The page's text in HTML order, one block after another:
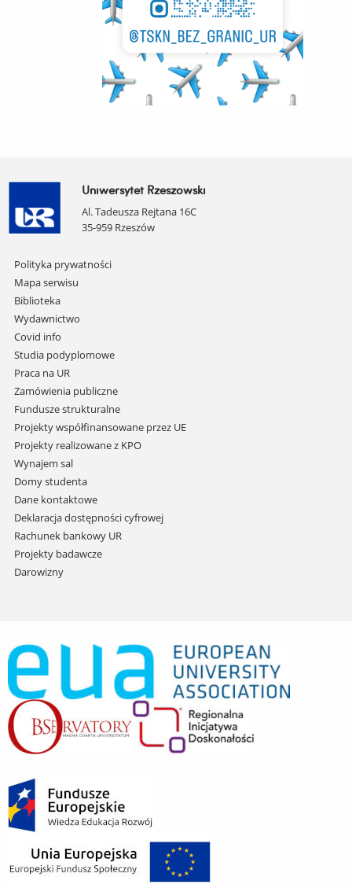
Uniwersytet Rzeszowski
Al. Tadeusza Rejtana 16C
35-959 Rzeszów
Pomiń
nawigację
i
przejdź
do
treści
Polityka prywatności
Mapa serwisu
Biblioteka
Wydawnictwo
Covid info
Studia podyplomowe
Praca na UR
Zamówienia publiczne
Fundusze strukturalne
Projekty współfinansowane przez UE
Projekty realizowane z KPO
Wynajem sal
Domy studenta
Dane kontaktowe
Deklaracja dostępności cyfrowej
Rachunek bankowy UR
Projekty badawcze
Darowizny